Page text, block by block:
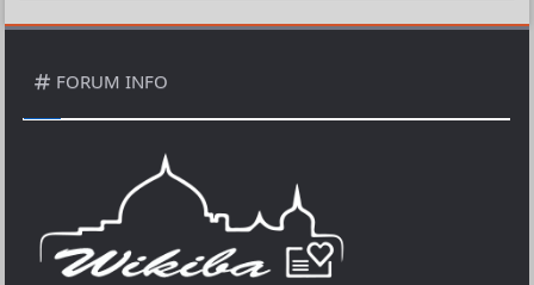
FORUM INFO